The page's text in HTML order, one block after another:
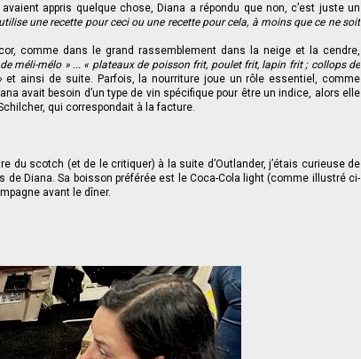
appris quelque chose, Diana a répondu que non, c’est juste un
une recette pour ceci ou une recette pour cela, à moins que ce ne soit
comme dans le grand rassemblement dans la neige et la cendre,
méli-mélo » ... « plateaux de poisson frit, poulet frit, lapin frit ; collops de
et ainsi de suite. Parfois, la nourriture joue un rôle essentiel, comme
avait besoin d’un type de vin spécifique pour être un indice, alors elle
qui correspondait à la facture.
du scotch (et de le critiquer) à la suite d’Outlander, j’étais curieuse de
Diana. Sa boisson préférée est le Coca-Cola light (comme illustré ci-
avant le dîner.